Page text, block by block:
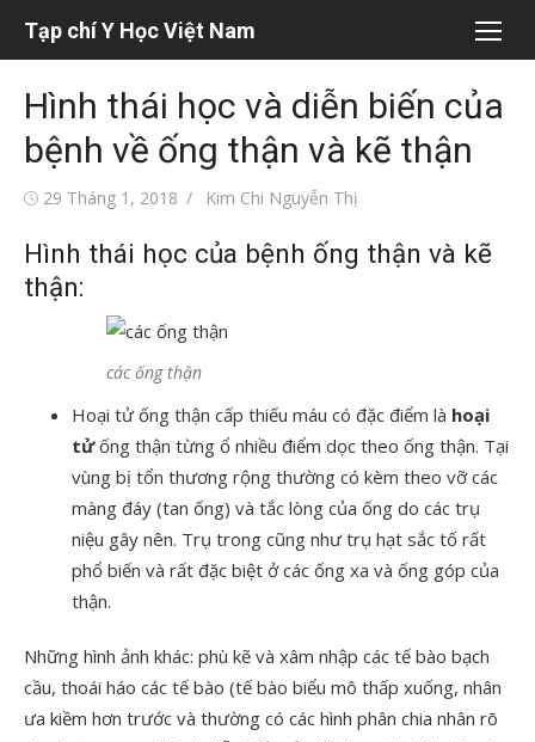
dung
Tạp chí Y Học Việt Nam
Hình thái học và diễn biến của
bệnh về ống thận và kẽ thận
Đăng29 Tháng 1, 2018
Tác
Kim Chi Nguyễn Thị
Hình thái học của bệnh ống thận và kẽ
thận:
các ống thận
Hoại tử ống thận cấp thiếu máu có đặc điểm là hoại
tửống thận từng ổ nhiều điểm dọc theo ống thận. Tại
vùng bị tổn thương rộng thường có kèm theo vỡ các
màng đáy (tan ống) và tắc lòng của ống do các trụ
niệu gây nên. Trụ trong cũng như trụ hạt sắc tố rất
phổ biến và rất đặc biệt ở các ống xa và ống góp của
thận.
Những hình ảnh khác: phù kẽ và xâm nhập các tế bào bạch
cầu, thoái háo các tế bào (tế bào biểu mô thấp xuống, nhân
ưa kiềm hơn trước và thường có các hình phân chia nhân rõ